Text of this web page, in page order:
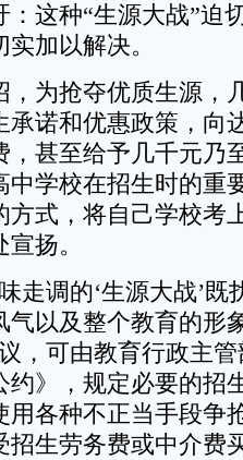
这种“生源大战”迫
加以解决。
为抢夺优质生源，
承诺和优惠政策，向
，甚至给予几千元乃
中学校在招生时的重
方式，将自己学校考
扬。
调的‘生源大战’既
气以及整个教育的形
，可由教育行政主
约》，规定必要的招
用各种不正当手段争
招生劳务费或中介费